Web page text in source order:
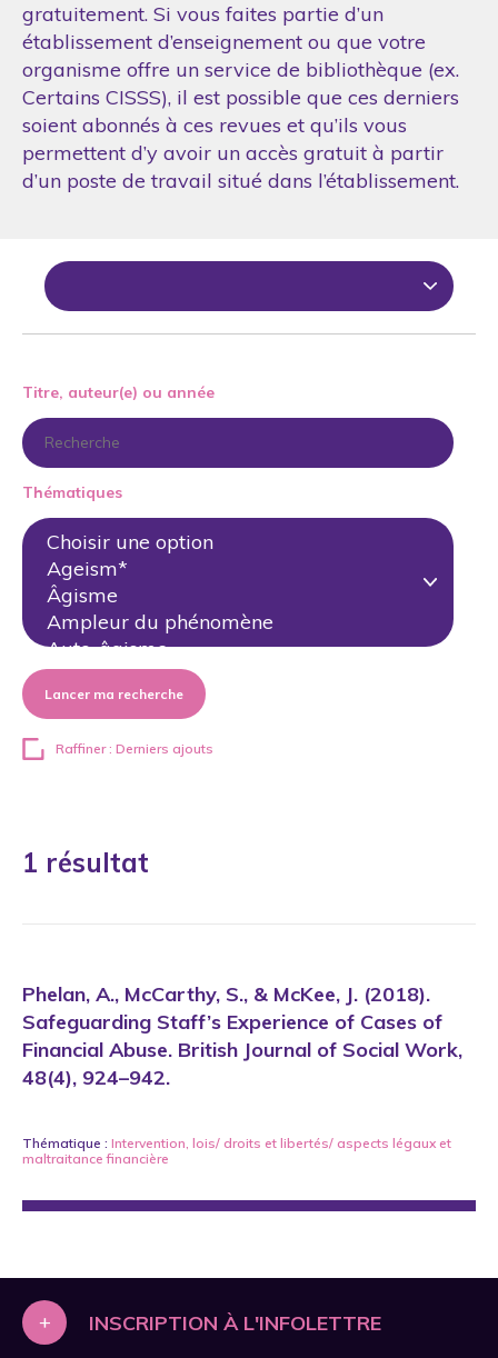
gratuitement. Si vous faites partie d’un
établissement d’enseignement ou que votre
organisme offre un service de bibliothèque (ex.
Certains CISSS), il est possible que ces derniers
soient abonnés à ces revues et qu’ils vous
permettent d’y avoir un accès gratuit à partir
d’un poste de travail situé dans l’établissement.
Titre, auteur(e) ou année
Thématiques
Lancer ma recherche
Raffiner : Derniers ajouts
1 résultat
Phelan, A., McCarthy, S., & McKee, J. (2018).
Safeguarding Staff’s Experience of Cases of
Financial Abuse. British Journal of Social Work,
48(4), 924–942.
Thématique : Intervention, lois/ droits et libertés/ aspects légaux et
maltraitance financière
+ INSCRIPTION À L'INFOLETTRE